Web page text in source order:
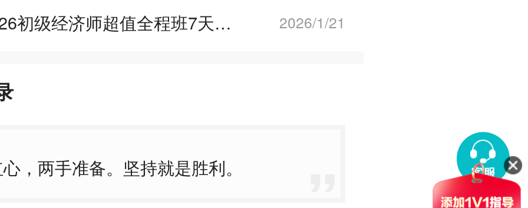
0元领！2026初级经济师超值全程班7天免费畅学 2026/1/21
，两手准备。坚持就是胜利。 客服